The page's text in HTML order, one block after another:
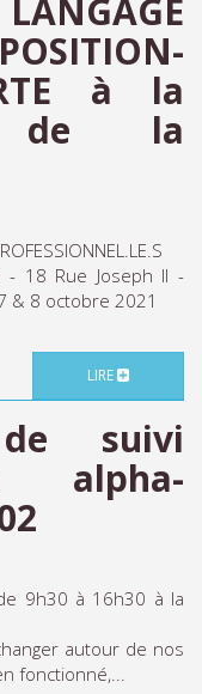
à la
de la
- 18 Rue Joseph II -
& 8 octobre 2021
LIRE
de suivi
alpha-
9h30 à 16h30 à la
autour de nos
fonctionné,...